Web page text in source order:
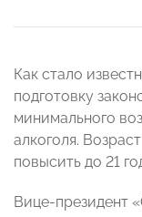
Как стало
подготовку
минимального
алкоголя.
повысить до 21
Вице-президент